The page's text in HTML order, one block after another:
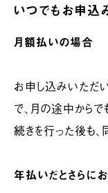
いつでもお申込
月額払いの場合
お申し込みいただ
で、月の途中から
続きを行った後も
年払いだとさらに